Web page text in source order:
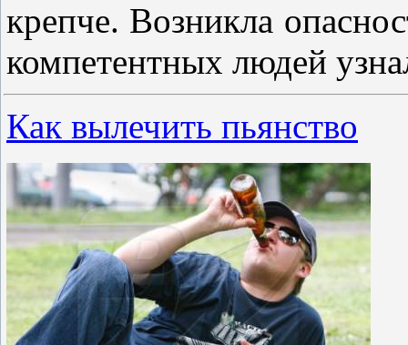
крепче. Возникла
компетентных людей
Как вылечить пьянство